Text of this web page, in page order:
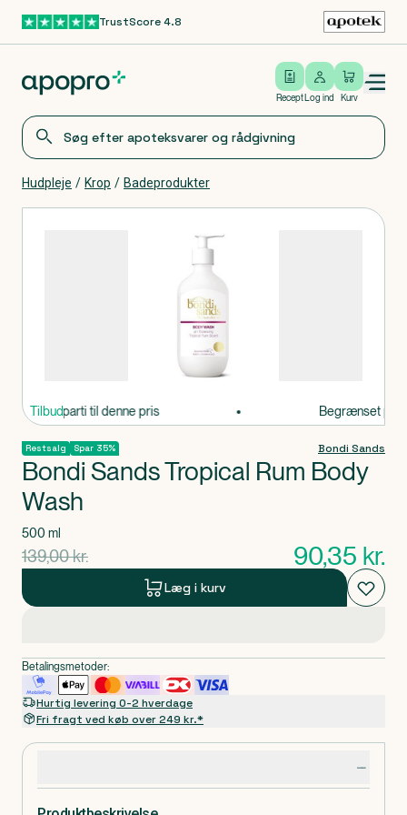
Gå til hovedindholdTrustScore 4.8
Recept
Log ind
Log ind Kurv
Open/close menu
Hudpleje / Krop / Badeprodukter
Tilbudparti til denne pris Begrænset parti
Restsalg Spar 35% Bondi Sands
Bondi Sands Tropical Rum Body
Wash
500 ml
90,35 kr.
gammel pris
139,00kr.
Læg i kurv
Betalingsmetoder:
Hurtig levering 0-2 hverdage
Fri fragt ved køb over 249 kr.*